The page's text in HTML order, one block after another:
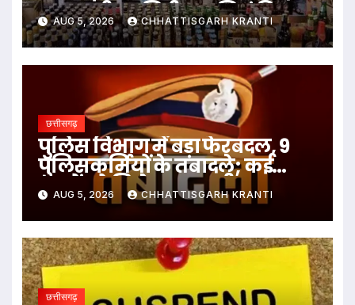
आबकारी उप निरीक्षक निलंबित
AUG 5, 2026 CHHATTISGARH KRANTI
छत्तीसगढ़
पुलिस विभाग में बड़ा फेरबदल, 9
पुलिसकर्मियों के तबादले; कई
थानों को मिले नए प्रभारी
AUG 5, 2026 CHHATTISGARH KRANTI
छत्तीसगढ़